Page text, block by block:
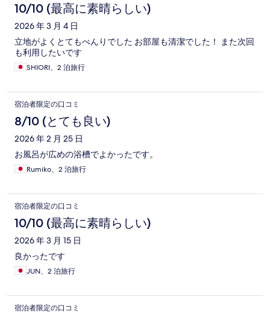
10/10 (最高に素晴らしい)
2026 年 3 月 4 日
立地がよくとてもべんりでした お部屋も清潔でした！ また次回
も利用したいです
SHIORI、2 泊旅行
宿泊者限定の口コミ
8/10 (とても良い)
2026 年 2 月 25 日
お風呂が広めの浴槽でよかったです。
Rumiko、2 泊旅行
宿泊者限定の口コミ
10/10 (最高に素晴らしい)
2026 年 3 月 15 日
良かったです
JUN、2 泊旅行
宿泊者限定の口コミ